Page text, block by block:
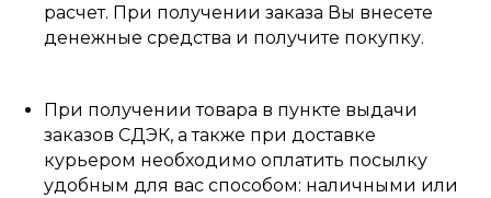
расчет. При получении заказа Вы внесете
денежные средства и получите покупку.
При получении товара в пункте выдачи
заказов СДЭК, а также при доставке
курьером необходимо оплатить посылку
удобным для вас способом: наличными или